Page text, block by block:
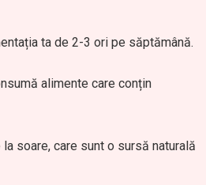
ta de 2-3 ori pe săptămână.
alimente care conțin
soare, care sunt o sursă naturală